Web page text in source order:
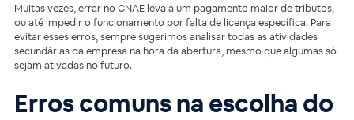
Muitas vezes, errar no CNAE leva a um pagamento maior de tributos,
ou até impedir o funcionamento por falta de licença específica. Para
evitar esses erros, sempre sugerimos analisar todas as atividades
secundárias da empresa na hora da abertura, mesmo que algumas só
sejam ativadas no futuro.
Erros comuns na escolha do